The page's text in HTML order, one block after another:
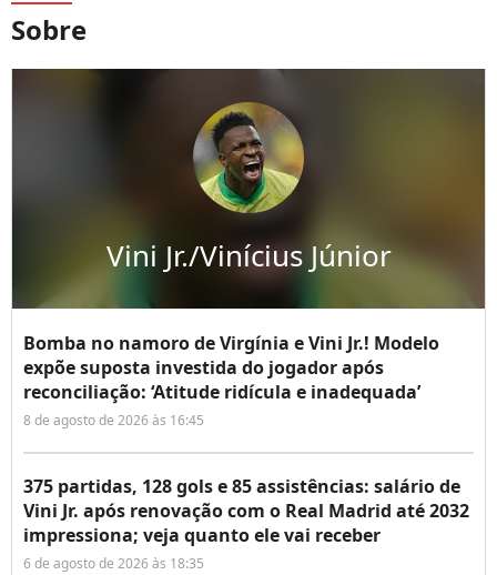
Sobre
Vini Jr./Vinícius Júnior
Bomba no namoro de Virgínia e Vini Jr.! Modelo
expõe suposta investida do jogador após
reconciliação: ‘Atitude ridícula e inadequada’
8 de agosto de 2026 às 16:45
375 partidas, 128 gols e 85 assistências: salário de
Vini Jr. após renovação com o Real Madrid até 2032
impressiona; veja quanto ele vai receber
6 de agosto de 2026 às 18:35